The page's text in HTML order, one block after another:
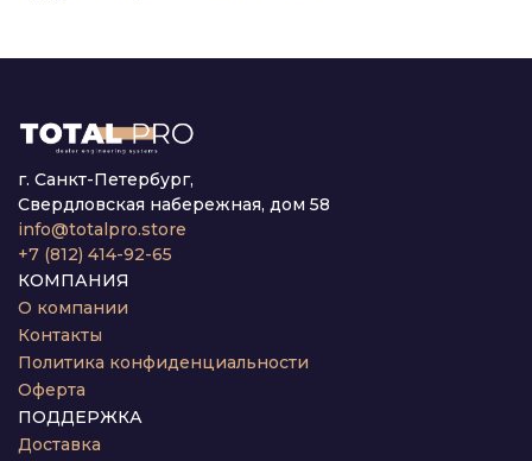
г. Санкт-Петербург,
Свердловская набережная, дом 58
info@totalpro.store
+7 (812) 414-92-65
КОМПАНИЯ
О компании
Контакты
Политика конфиденциальности
Оферта
ПОДДЕРЖКА
Доставка